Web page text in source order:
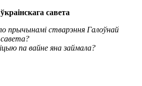
савета
прычынамі стварэння Галоўнай
савета?
па вайне яна займала?